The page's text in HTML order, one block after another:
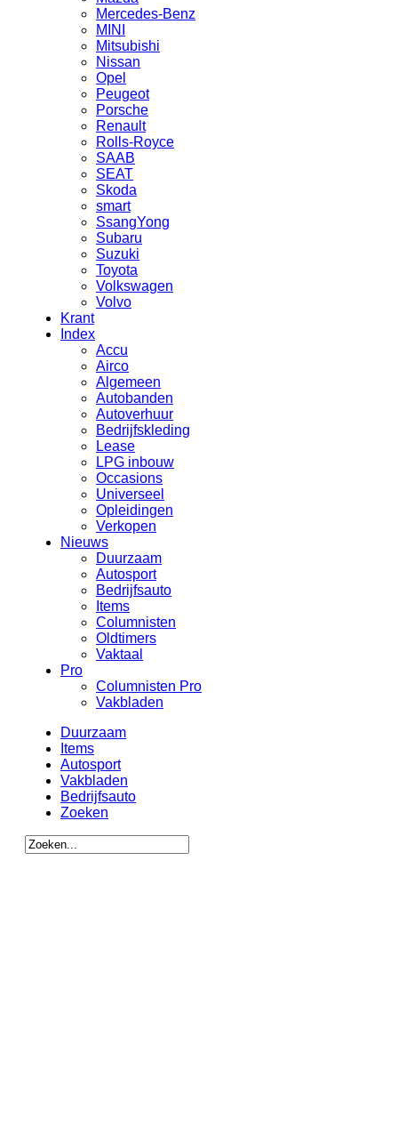
Mercedes-Benz
MINI
Mitsubishi
Nissan
Opel
Peugeot
Porsche
Renault
Rolls-Royce
SAAB
SEAT
Skoda
smart
SsangYong
Subaru
Suzuki
Toyota
Volkswagen
Volvo
Krant
Index
Accu
Airco
Algemeen
Autobanden
Autoverhuur
Bedrijfskleding
Lease
LPG inbouw
Occasions
Universeel
Opleidingen
Verkopen
Nieuws
Duurzaam
Autosport
Bedrijfsauto
Items
Columnisten
Oldtimers
Vaktaal
Pro
Columnisten Pro
Vakbladen
Duurzaam
Items
Autosport
Vakbladen
Bedrijfsauto
Zoeken